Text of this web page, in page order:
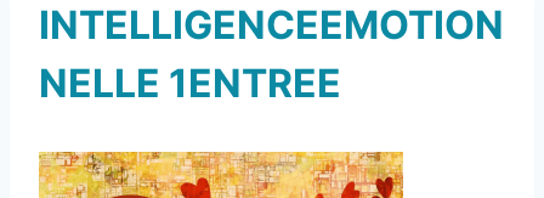
INTELLIGENCEEMOTION
NELLE 1ENTREE